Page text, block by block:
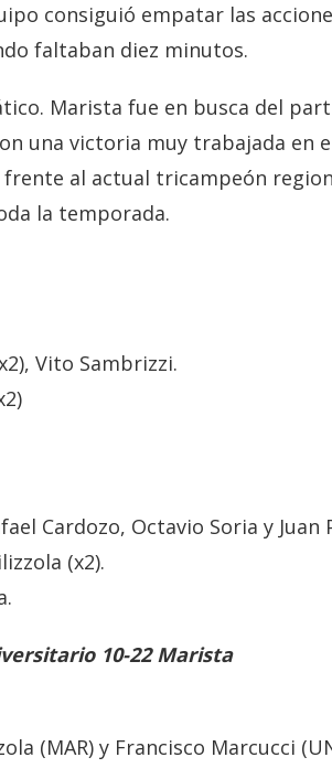
consiguió empatar las
faltaban diez minutos.
Marista fue en busca del
una victoria muy trabajada en
al actual tricampeón
la temporada.
Vito Sambrizzi.
Cardozo, Octavio Soria y Juan
(x2).
10-22 Marista
(MAR) y Francisco Marcucci